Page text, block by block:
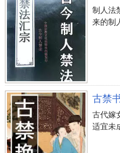
春节有哪些风俗习惯风俗习
是一年之岁首，传统定义
年、新岁、新春、新禧、年
声又被称为度岁、庆岁、新
有悠久的历史，由上古时代
成。天地万物本乎天、人本
法祖，报本反始也。春节的
蕴，在承传发展趋势中安装
内涵。在春节假期，中国
贺新春活动，繁华喜气氛围
制人法
来的制
古禁
古代嫁
适宜未